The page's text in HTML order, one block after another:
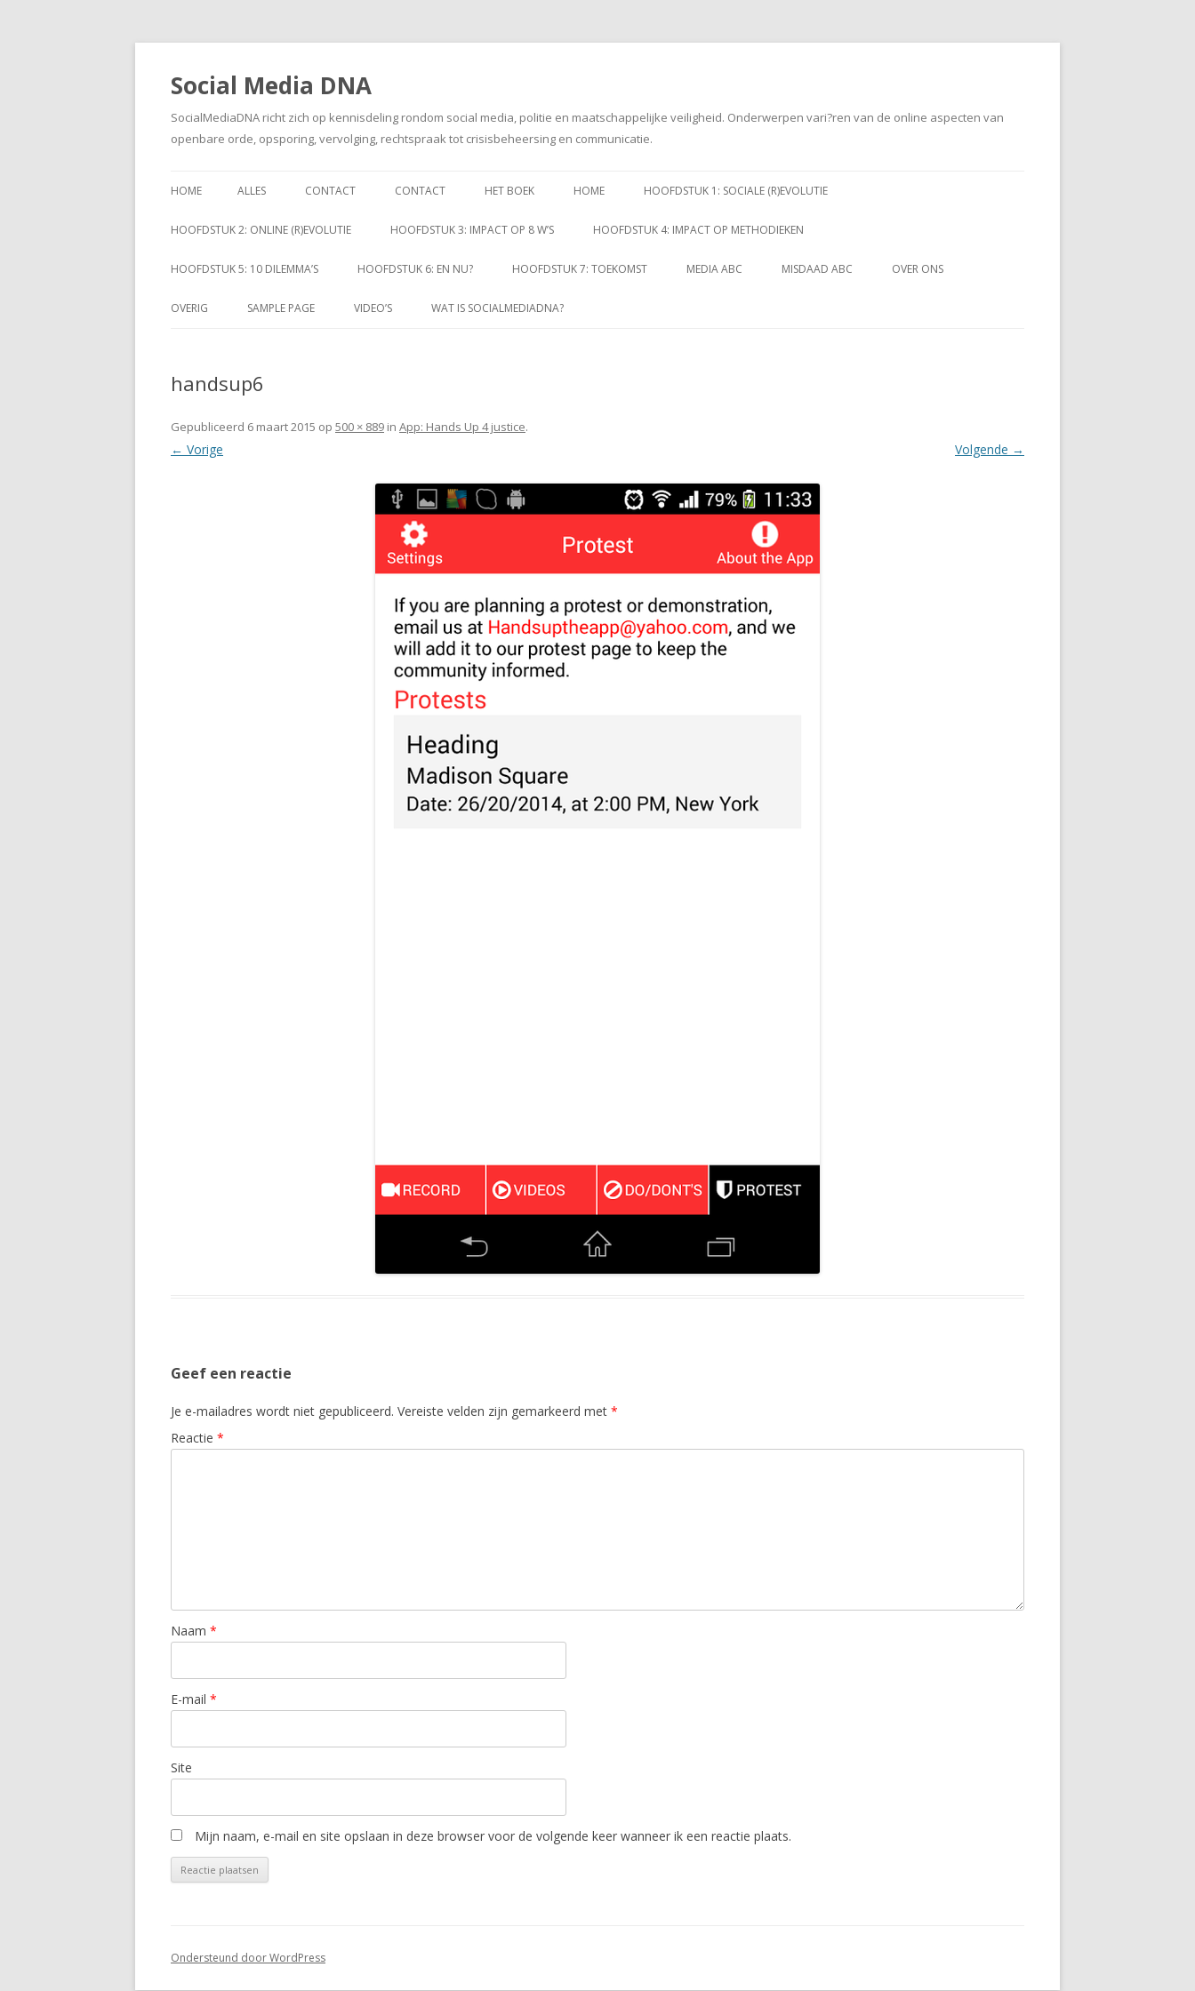
Social Media DNA
SocialMediaDNA richt zich op kennisdeling rondom social media, politie en maatschappelijke veiligheid. Onderwerpen vari?ren van de online aspecten van
openbare orde, opsporing, vervolging, rechtspraak tot crisisbeheersing en communicatie.
naar
HOME ALLES CONTACT CONTACT HET BOEK HOME HOOFDSTUK 1: SOCIALE (R)EVOLUTIE
HOOFDSTUK 2: ONLINE (R)EVOLUTIE HOOFDSTUK 3: IMPACT OP 8 W’S HOOFDSTUK 4: IMPACT OP METHODIEKEN
HOOFDSTUK 5: 10 DILEMMA’S HOOFDSTUK 6: EN NU? HOOFDSTUK 7: TOEKOMST MEDIA ABC MISDAAD ABC OVER ONS
OVERIG SAMPLE PAGE VIDEO’S WAT IS SOCIALMEDIADNA?
handsup6
Gepubliceerd 6 maart 2015 op 500 × 889 in App: Hands Up 4 justice.
← Vorige Volgende →
Geef een reactie
Je e-mailadres wordt niet gepubliceerd. Vereiste velden zijn gemarkeerd met *
Reactie *
Naam *
E-mail *
Site
Mijn naam, e-mail en site opslaan in deze browser voor de volgende keer wanneer ik een reactie plaats.
Ondersteund door WordPress